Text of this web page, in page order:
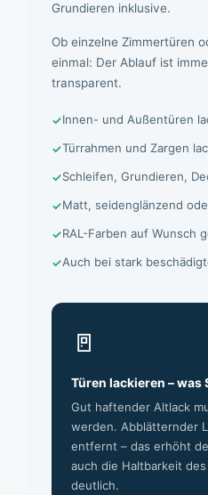
Grundieren inklusive.
Ob einzelne Zimmertüren
einmal: Der Ablauf ist
transparent.
Innen- und Außentüren
Türrahmen und Zargen
Schleifen, Grundieren,
Matt, seidenglänzend
RAL-Farben auf Wunsch
Auch bei stark
🚪
Türen lackieren – was
Gut haftender Altlack
werden. Abblätternder
entfernt – das erhöht
auch die Haltbarkeit
deutlich.